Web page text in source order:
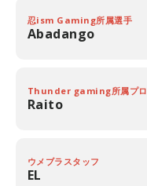
忍ism Gaming所属選手
Abadango
Thunder gaming所属プロ
Raito
ウメブラスタッフ
EL